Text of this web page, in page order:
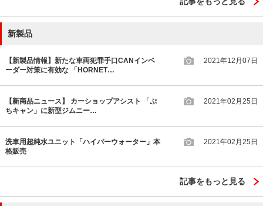
新製品
【新製品情報】新たな車両犯罪手口CANインベ
ーダー対策に有効な 「HORNET…
2021年12月07日
【新商品ニュース】 カーショップアシスト 「ぷ
ちキャン」に新型ジムニー…
2021年02月25日
洗車用超純水ユニット「ハイパーウォーター」本
格販売
2021年02月25日
記事をもっと見る